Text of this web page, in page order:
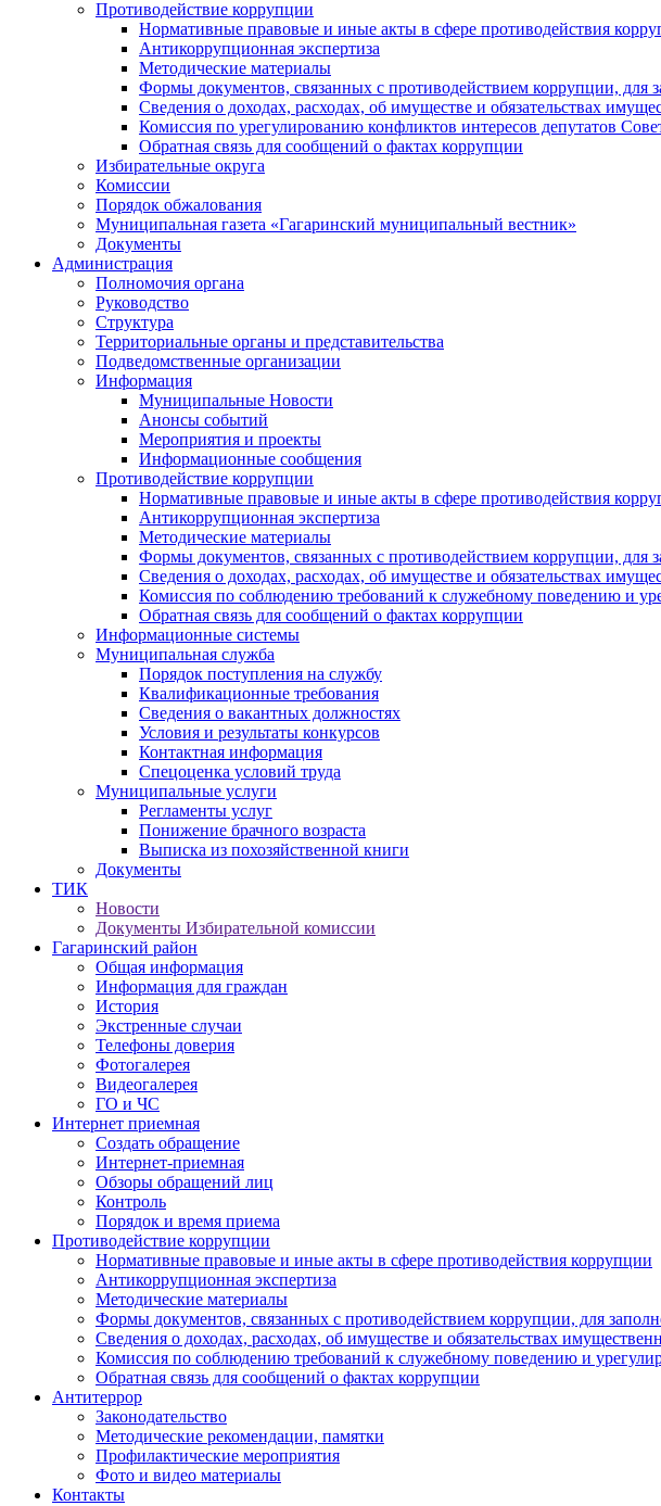
Противодействие коррупции
Нормативные правовые и иные акты в сфере противодействия
Антикоррупционная экспертиза
Методические материалы
Формы документов, связанных с противодействием коррупции, для
Сведения о доходах, расходах, об имуществе и обязательствах
Комиссия по урегулированию конфликтов интересов депутатов
Обратная связь для сообщений о фактах коррупции
Избирательные округа
Комиссии
Порядок обжалования
Муниципальная газета «Гагаринский муниципальный вестник»
Документы
Администрация
Полномочия органа
Руководство
Структура
Территориальные органы и представительства
Подведомственные организации
Информация
Муниципальные Новости
Анонсы событий
Мероприятия и проекты
Информационные сообщения
Противодействие коррупции
Нормативные правовые и иные акты в сфере противодействия
Антикоррупционная экспертиза
Методические материалы
Формы документов, связанных с противодействием коррупции, для
Сведения о доходах, расходах, об имуществе и обязательствах
Комиссия по соблюдению требований к служебному поведению и
Обратная связь для сообщений о фактах коррупции
Информационные системы
Муниципальная служба
Порядок поступления на службу
Квалификационные требования
Сведения о вакантных должностях
Условия и результаты конкурсов
Контактная информация
Спецоценка условий труда
Муниципальные услуги
Регламенты услуг
Понижение брачного возраста
Выписка из похозяйственной книги
Документы
ТИК
Новости
Документы Избирательной комиссии
Гагаринский район
Общая информация
Информация для граждан
История
Экстренные случаи
Телефоны доверия
Фотогалерея
Видеогалерея
ГО и ЧС
Интернет приемная
Создать обращение
Интернет-приемная
Обзоры обращений лиц
Контроль
Порядок и время приема
Противодействие коррупции
Нормативные правовые и иные акты в сфере противодействия коррупции
Антикоррупционная экспертиза
Методические материалы
Формы документов, связанных с противодействием коррупции, для
Сведения о доходах, расходах, об имуществе и обязательствах
Комиссия по соблюдению требований к служебному поведению и
Обратная связь для сообщений о фактах коррупции
Антитеррор
Законодательство
Методические рекомендации, памятки
Профилактические мероприятия
Фото и видео материалы
Контакты